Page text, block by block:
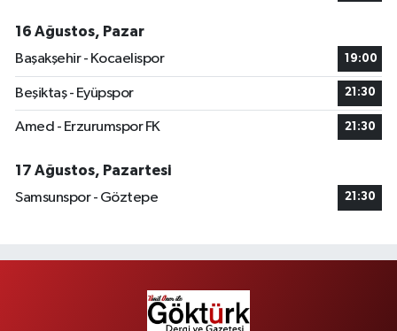
16 Ağustos, Pazar
Başakşehir - Kocaelispor
19:00
Beşiktaş - Eyüpspor 21:30
Amed - Erzurumspor FK 21:30
17 Ağustos, Pazartesi
Samsunspor - Göztepe
21:30